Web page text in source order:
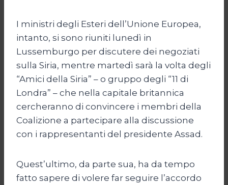
I ministri degli Esteri dell’Unione Europea,
intanto, si sono riuniti lunedì in
Lussemburgo per discutere dei negoziati
sulla Siria, mentre martedì sarà la volta degli
“Amici della Siria” – o gruppo degli “11 di
Londra” – che nella capitale britannica
cercheranno di convincere i membri della
Coalizione a partecipare alla discussione
con i rappresentanti del presidente Assad.
Quest’ultimo, da parte sua, ha da tempo
fatto sapere di volere far seguire l’accordo